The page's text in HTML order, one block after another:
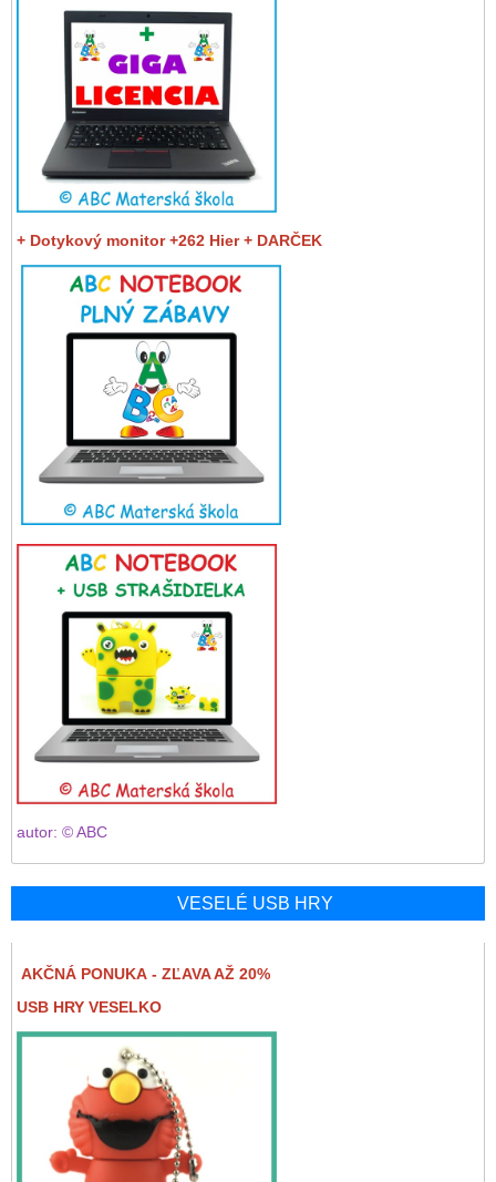
+ Dotykový monitor +262 Hier + DARČEK
autor: © ABC
VESELÉ USB HRY
AKČNÁ PONUKA - ZĽAVA AŽ 20%
USB HRY VESELKO